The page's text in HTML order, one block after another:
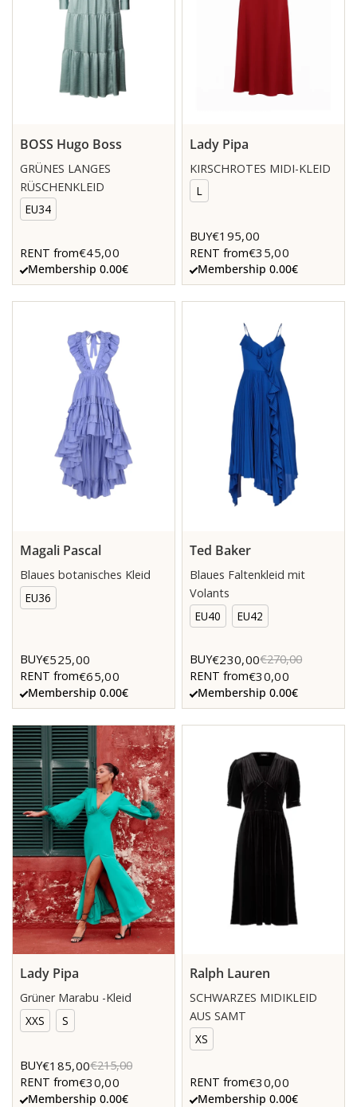
BOSS Hugo Boss
GRÜNES LANGES
RÜSCHENKLEID
EU34
RENT from€45,00
Membership 0.00€
Lady Pipa
KIRSCHROTES MIDI-KLEID
L
BUY€195,00
RENT from€35,00
Membership 0.00€
Magali Pascal
Blaues botanisches Kleid
EU36
BUY€525,00
RENT from€65,00
Membership 0.00€
Ted Baker
Blaues Faltenkleid mit
Volants
EU40
EU42
BUY€230,00€270,00
RENT from€30,00
Membership 0.00€
Lady Pipa
Grüner Marabu -Kleid
XXS
S
BUY€185,00€215,00
RENT from€30,00
Membership 0.00€
Ralph Lauren
SCHWARZES MIDIKLEID
AUS SAMT
XS
RENT from€30,00
Membership 0.00€